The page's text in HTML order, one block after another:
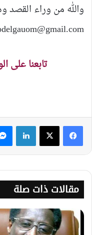
والله من وراء القصد
تابعنا على
مقالات ذات صلة